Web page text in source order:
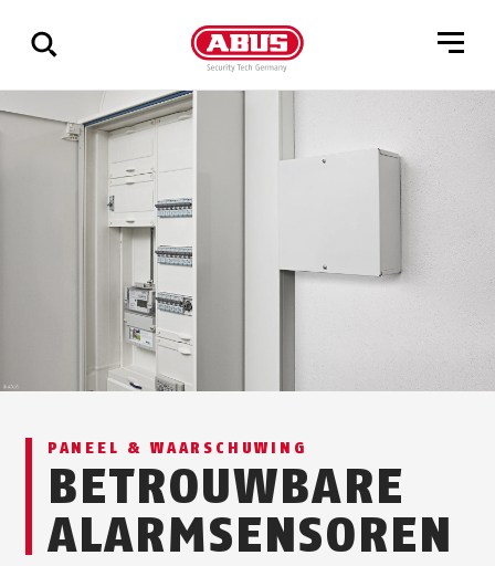
Geef
resultaten
PANEEL & WAARSCHUWING
BETROUWBARE
ALARMSENSOREN